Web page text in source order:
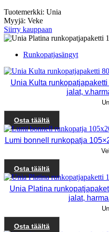
Tuotemerkki: Unia
Myyjä: Veke
Siirry kauppaan
Runkopatjasängyt
Unia Kulta
jalat,
Osta täältä
Lumi bonnell runkopatja
Osta täältä
Unia Platina
jalat,
Osta täältä